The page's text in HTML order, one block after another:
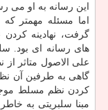
این رسانه به او می
اما مسئله مهمتر
گرفت، نهادینه
های رسانه ای بود.
علی الاصول متاثر از
گاهی به طرفین آن
كردن نظم مسلط
مبنا سلبریتی به